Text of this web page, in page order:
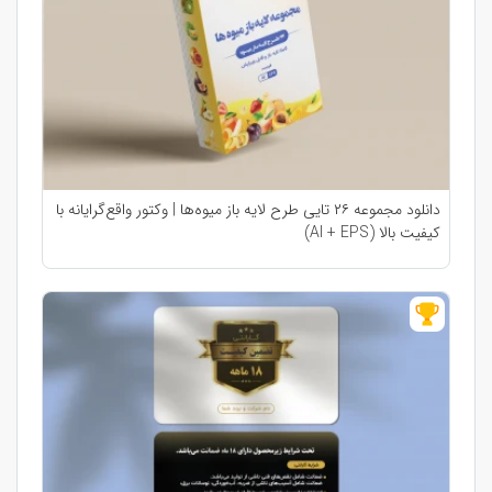
دانلود مجموعه ۲۶ تایی طرح لایه باز میوه‌ها | وکتور واقع‌گرایانه با
کیفیت بالا (AI + EPS)